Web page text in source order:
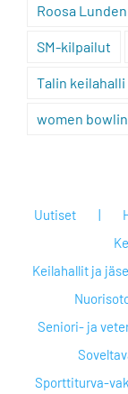
Roosa Lunden
SM-kilpailut
Talin keilahalli
women
Uutiset
Keilahallit ja
Seniori- ja
Sporttiturva-